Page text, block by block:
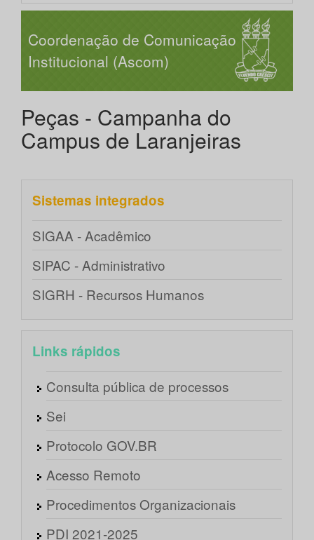
Coordenação de Comunicação
Institucional (Ascom)
Peças - Campanha do
Campus de Laranjeiras
Sistemas integrados
SIGAA - Acadêmico
SIPAC - Administrativo
SIGRH - Recursos Humanos
Links rápidos
Consulta pública de processos
Sei
Protocolo GOV.BR
Acesso Remoto
Procedimentos Organizacionais
PDI 2021-2025